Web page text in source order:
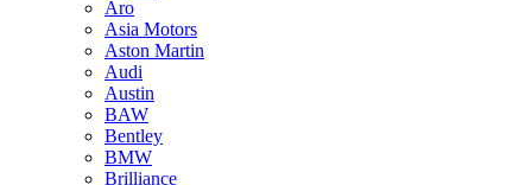
Aro
Asia Motors
Aston Martin
Audi
Austin
BAW
Bentley
BMW
Brilliance